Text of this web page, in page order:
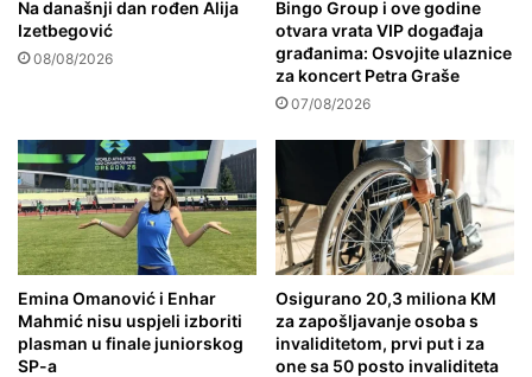
Na današnji dan rođen Alija
Izetbegović
08/08/2026
Bingo Group i ove godine
otvara vrata VIP događaja
građanima: Osvojite ulaznice
za koncert Petra Graše
07/08/2026
Emina Omanović i Enhar
Mahmić nisu uspjeli izboriti
plasman u finale juniorskog
SP-a
Osigurano 20,3 miliona KM
za zapošljavanje osoba s
invaliditetom, prvi put i za
one sa 50 posto invaliditeta